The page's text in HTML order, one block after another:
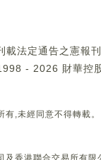
載法定通告之憲報
- 2026 財華控
有,未經同意不得轉載。
及香港聯合交易所有